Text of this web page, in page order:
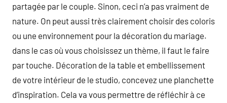
partagée par le couple. Sinon, ceci n’a pas vraiment de
nature. On peut aussi très clairement choisir des coloris
ou une environnement pour la décoration du mariage.
dans le cas où vous choisissez un thème, il faut le faire
par touche. Décoration de la table et embellissement
de votre intérieur de le studio, concevez une planchette
d’inspiration. Cela va vous permettre de réfléchir à ce